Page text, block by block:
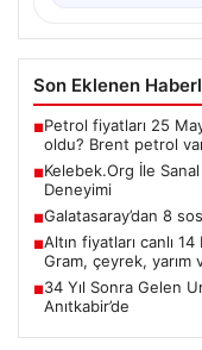
Son Eklenen
■Petrol fiyatları 25
oldu? Brent petrol
■Kelebek.Org İle
Deneyimi
■Galatasaray’dan 8
■Altın fiyatları canlı
Gram, çeyrek, yarım
■34 Yıl Sonra Gelen
Anıtkabir’de